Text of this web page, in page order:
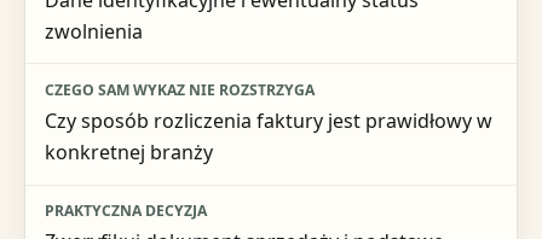
Czego sam wykaz nie rozstrzyga
zwolnienia
Czy sposób rozliczenia faktury jest prawidłowy w
konkretnej branży